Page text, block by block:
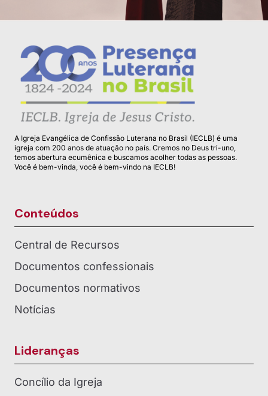
A Igreja Evangélica de Confissão Luterana no Brasil (IECLB) é uma
igreja com 200 anos de atuação no país. Cremos no Deus tri-uno,
temos abertura ecumênica e buscamos acolher todas as pessoas.
Você é bem-vinda, você é bem-vindo na IECLB!
Conteúdos
Central de Recursos
Documentos confessionais
Documentos normativos
Notícias
Lideranças
Concílio da Igreja